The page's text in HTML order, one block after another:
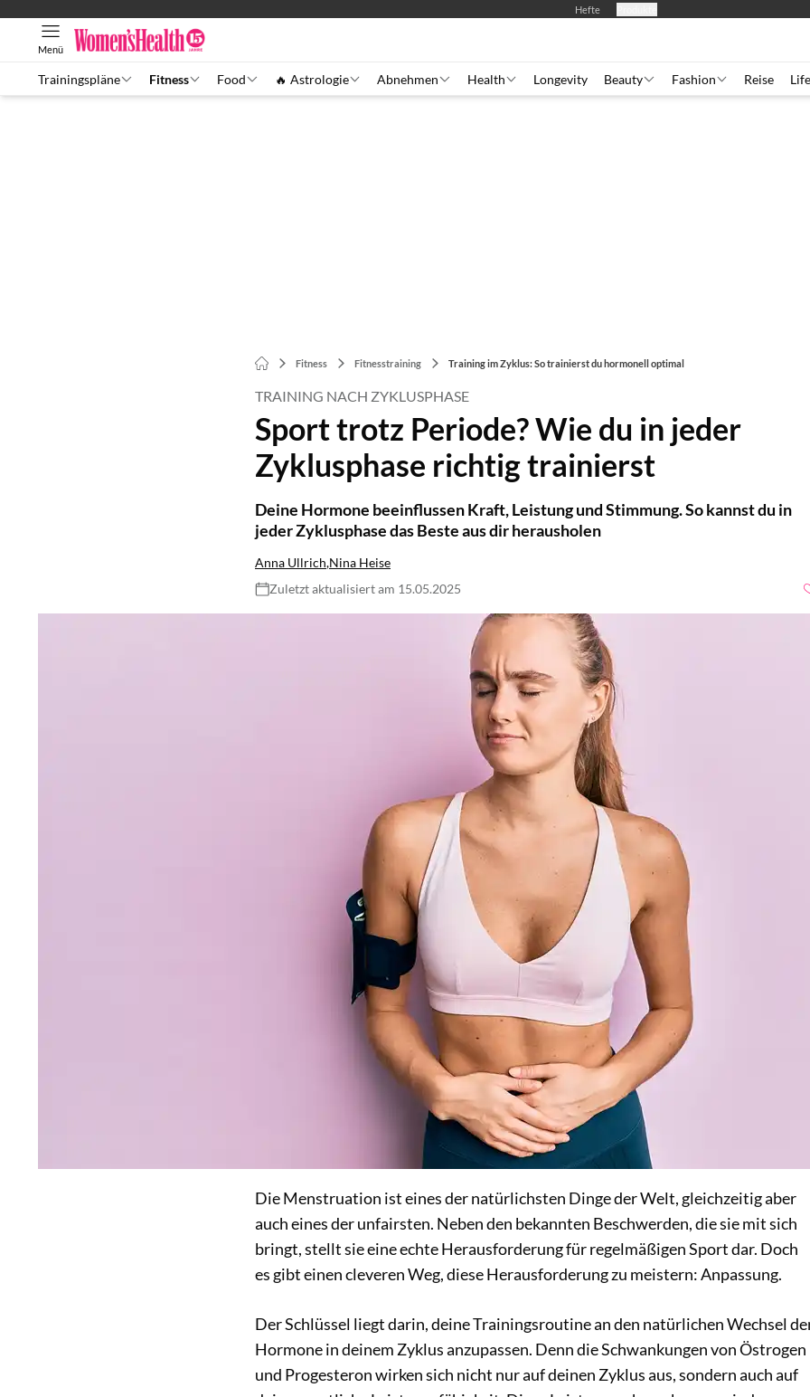
Hefte
Menü
Trainingspläne Fitness Food 🔥 Astrologie Abnehmen Health Longevity Beauty Fashion Reise Life
Fitness Fitnesstraining Training im Zyklus: So trainierst du hormonell optimal
TRAINING NACH ZYKLUSPHASE
Sport trotz Periode? Wie du in jeder
Zyklusphase richtig trainierst
Deine Hormone beeinflussen Kraft, Leistung und Stimmung. So kannst du in
jeder Zyklusphase das Beste aus dir herausholen
Anna Ullrich,Nina Heise
Zuletzt aktualisiert am 15.05.2025
Die Menstruation ist eines der natürlichsten Dinge der Welt, gleichzeitig aber
auch eines der unfairsten. Neben den bekannten Beschwerden, die sie mit sich
bringt, stellt sie eine echte Herausforderung für regelmäßigen Sport dar. Doch
es gibt einen cleveren Weg, diese Herausforderung zu meistern: Anpassung.
Der Schlüssel liegt darin, deine Trainingsroutine an den natürlichen Wechsel
Hormone in deinem Zyklus anzupassen. Denn die Schwankungen von Östrogen
und Progesteron wirken sich nicht nur auf deinen Zyklus aus, sondern auch auf